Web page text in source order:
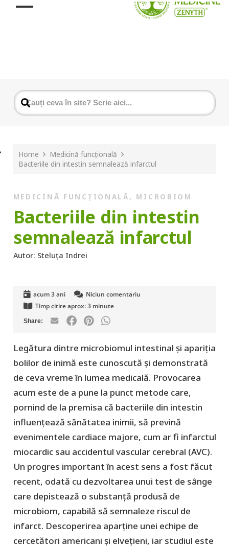
Home
Medicină funcțională
Bacteriile din intestin semnalează infarctul
MEDICINĂ FUNCȚIONALĂ , MICROBIOM
Bacteriile din intestin
semnalează infarctul
Autor: Steluța Indrei
acum 3 ani
Niciun comentariu
Timp citire aprox: 3 minute
Legătura dintre microbiomul intestinal și apariția
bolilor de inimă este cunoscută și demonstrată
de ceva vreme în lumea medicală. Provocarea
acum este de a pune la punct metode care,
pornind de la premisa că bacteriile din intestin
influențează sănătatea inimii, să prevină
evenimentele cardiace majore, cum ar fi infarctul
miocardic sau accidentul vascular cerebral (AVC).
Un progres important în acest sens a fost făcut
recent, odată cu dezvoltarea unui test de sânge
care depistează o substanță produsă de
microbiom, capabilă să semnaleze riscul de
infarct. Descoperirea aparține unei echipe de
cercetători americani și elvețieni, iar studiul este